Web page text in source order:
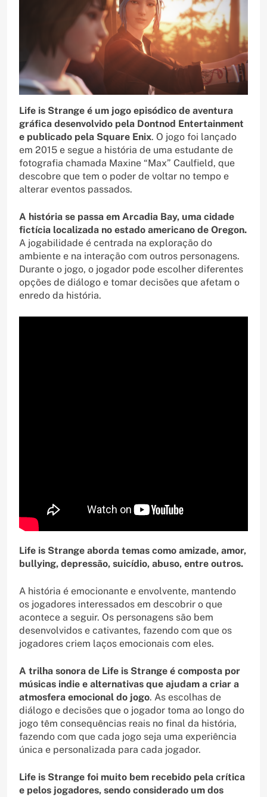
Life is Strange é um jogo episódico de aventura
gráfica desenvolvido pela Dontnod Entertainment
e publicado pela Square Enix. O jogo foi lançado
em 2015 e segue a história de uma estudante de
fotografia chamada Maxine “Max” Caulfield, que
descobre que tem o poder de voltar no tempo e
alterar eventos passados.
A história se passa em Arcadia Bay, uma cidade
fictícia localizada no estado americano de Oregon.
A jogabilidade é centrada na exploração do
ambiente e na interação com outros personagens.
Durante o jogo, o jogador pode escolher diferentes
opções de diálogo e tomar decisões que afetam o
enredo da história.
Life is Strange aborda temas como amizade, amor,
bullying, depressão, suicídio, abuso, entre outros.
A história é emocionante e envolvente, mantendo
os jogadores interessados em descobrir o que
acontece a seguir. Os personagens são bem
desenvolvidos e cativantes, fazendo com que os
jogadores criem laços emocionais com eles.
A trilha sonora de Life is Strange é composta por
músicas indie e alternativas que ajudam a criar a
atmosfera emocional do jogo. As escolhas de
diálogo e decisões que o jogador toma ao longo do
jogo têm consequências reais no final da história,
fazendo com que cada jogo seja uma experiência
única e personalizada para cada jogador.
Life is Strange foi muito bem recebido pela crítica
e pelos jogadores, sendo considerado um dos